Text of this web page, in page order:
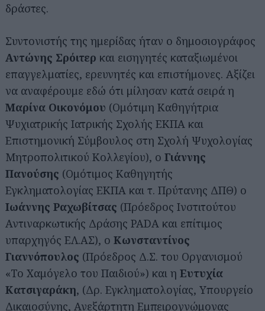
δράστες.
Συντονιστής της ημερίδας ήταν ο δημοσιογράφος
Αντώνης Σρόιτερ και εισηγητές καταξιωμένοι
επαγγελματίες, ερευνητές και επιστήμονες. Αξίζει
να αναφέρουμε εδώ ότι μίλησαν κατά σειρά η
Μαρίνα Οικονόμου (Ομότιμη Καθηγήτρια
Ψυχιατρικής Ιατρικής Σχολής ΕΚΠΑ και
Επιστημονική Σύμβουλος στη Σχολή Ψυχολογίας
Μητροπολιτικού Κολλεγίου), ο Γιάννης
Πανούσης (Ομότιμος Καθηγητής
Εγκληματολογίας ΕΚΠΑ και τ. Πρύτανης ΔΠΘ) ο
Ιωάννης Ραχωβίτσας (Πρόεδρος Ινστιτούτου
Αντιναρκωτικής Δράσης PADA και επίτιμος
υπαρχηγός ΕΛ.ΑΣ), ο Κωνσταντίνος
Γιαννόπουλος (Πρόεδρος Δ.Σ. του Οργανισμού
«Το Χαμόγελο του Παιδιού») και η Ευτυχία
Κατσιγαράκη, (Δρ. Εγκληματολογίας, Υπουργείο
Δικαιοσύνης, Ανεξάρτητη Εμπειρογνώμονας